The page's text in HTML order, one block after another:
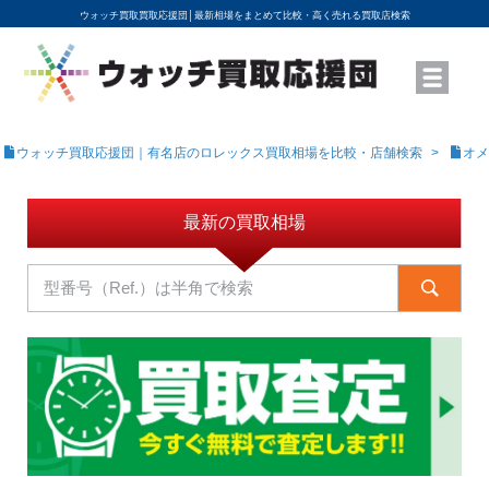
ウォッチ買取買取応援団│ 最新相場をまとめて比較・高く売れる買取店検索
YouTubeで動画を公開中
ROLEXモデル名から買取相場を調べる
高級時計ブランド名から買取相場を調べる
地域から買取店を探す
店舗名から買取店を探す
ブランド時計を高く売る方法
買取査定を依頼する
ウォッチ買取応援団｜有名店のロレックス買取相場を比較・店舗検索 オ
最新の買取相場